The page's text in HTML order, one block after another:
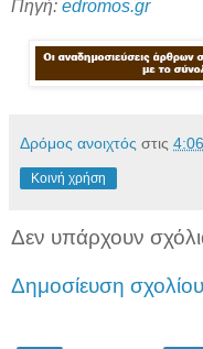
Πηγή: edromos.gr
Δρόμος ανοιχτός στις
Κοινή χρήση
Δεν υπάρχουν
Δημοσίευση σχολίου